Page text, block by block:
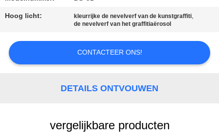
CITAAT
SITEMAP
Hoog licht: kleurrijke de nevelverf van de kunstgraffiti,
de nevelverf van het graffitiaërosol
CONTACTEER ONS!
DETAILS ONTVOUWEN
vergelijkbare producten